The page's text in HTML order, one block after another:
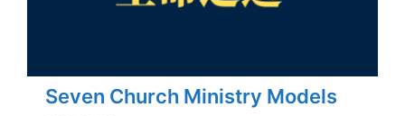
Seven Church Ministry Models